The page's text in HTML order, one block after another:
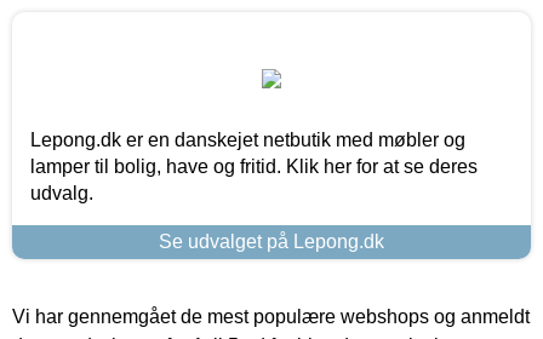
Lepong.dk er en danskejet netbutik med møbler og
lamper til bolig, have og fritid. Klik her for at se deres
udvalg.
Se udvalget på Lepong.dk
Vi har gennemgået de mest populære webshops og anmeldt